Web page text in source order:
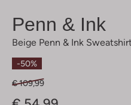
Penn & Ink
Beige Penn & Ink
-50%
€ 109,99